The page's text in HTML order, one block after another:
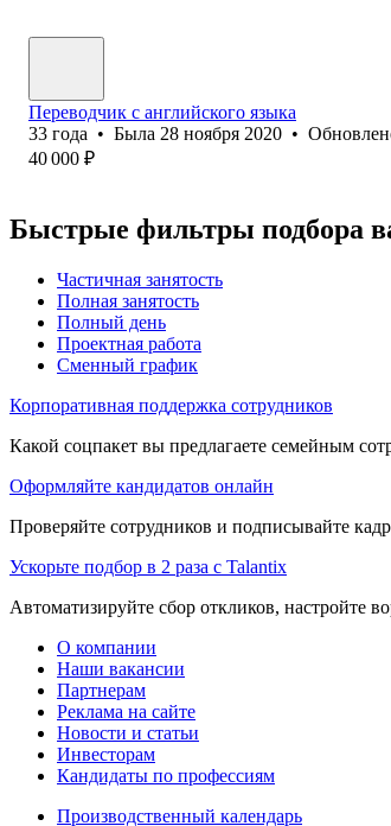
Переводчик с английского языка
33 года • Была 28 ноября 2020 •
40 000 ₽
Быстрые фильтры подбора
Частичная занятость
Полная занятость
Полный день
Проектная работа
Сменный график
Корпоративная поддержка сотрудников
Какой соцпакет вы предлагаете семейным
Оформляйте кандидатов онлайн
Проверяйте сотрудников и подписывайте
Ускорьте подбор в 2 раза с Talantix
Автоматизируйте сбор откликов, настройте
О компании
Наши вакансии
Партнерам
Реклама на сайте
Новости и статьи
Инвесторам
Кандидаты по профессиям
Производственный календарь